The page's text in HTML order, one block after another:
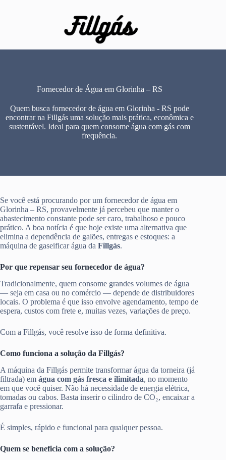
Fornecedor de Água em Glorinha – RS
Quem busca fornecedor de água em Glorinha - RS pode
encontrar na Fillgás uma solução mais prática, econômica e
sustentável. Ideal para quem consome água com gás com
frequência.
Se você está procurando por um fornecedor de água em
Glorinha – RS, provavelmente já percebeu que manter o
abastecimento constante pode ser caro, trabalhoso e pouco
prático. A boa notícia é que hoje existe uma alternativa que
elimina a dependência de galões, entregas e estoques: a
máquina de gaseificar água da Fillgás.
Por que repensar seu fornecedor de água?
Tradicionalmente, quem consome grandes volumes de água
— seja em casa ou no comércio — depende de distribuidores
locais. O problema é que isso envolve agendamento, tempo de
espera, custos com frete e, muitas vezes, variações de preço.
Com a Fillgás, você resolve isso de forma definitiva.
Como funciona a solução da Fillgás?
A máquina da Fillgás permite transformar água da torneira (já
filtrada) em água com gás fresca e ilimitada, no momento
em que você quiser. Não há necessidade de energia elétrica,
tomadas ou cabos. Basta inserir o cilindro de CO₂, encaixar a
garrafa e pressionar.
É simples, rápido e funcional para qualquer pessoa.
Quem se beneficia com a solução?